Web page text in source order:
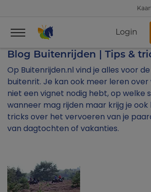
Login
Blog Buitenrijden | Tips &
Op Buitenrijden.nl vind je alles voor
buitenrit. Je kan ook meer leren over
niet een vignet nodig hebt, op welke
wanneer mag rijden maar krijg je ook
tricks over het vervoeren van je
van dagtochten of vakanties.